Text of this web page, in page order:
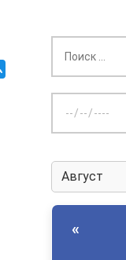
дату:
«